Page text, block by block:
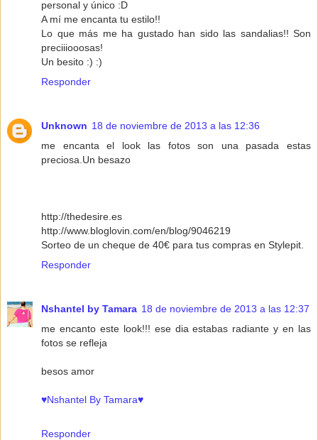
personal y único :D
A mí me encanta tu estilo!!
Lo que más me ha gustado han sido las sandalias!! Son
preciiiooosas!
Un besito :) :)
Responder
Unknown 18 de noviembre de 2013 a las 12:36
me encanta el look las fotos son una pasada estas
preciosa.Un besazo
http://thedesire.es
http://www.bloglovin.com/en/blog/9046219
Sorteo de un cheque de 40€ para tus compras en Stylepit.
Responder
Nshantel by Tamara 18 de noviembre de 2013 a las 12:37
me encanto este look!!! ese dia estabas radiante y en las
fotos se refleja
besos amor
♥Nshantel By Tamara♥
Responder